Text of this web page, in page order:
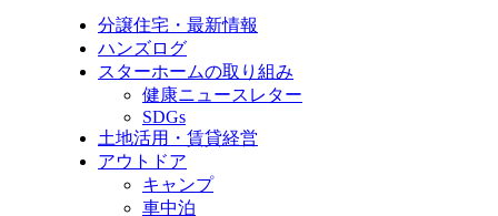
分譲住宅・最新情報
ハンズログ
スターホームの取り組み
健康ニュースレター
SDGs
土地活用・賃貸経営
アウトドア
キャンプ
車中泊